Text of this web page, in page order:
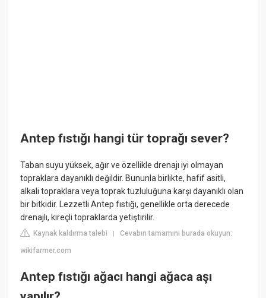
Antep fıstığı hangi tür toprağı sever?
Taban suyu yüksek, ağır ve özellikle drenajı iyi olmayan
topraklara dayanıklı değildir. Bununla birlikte, hafif asitli,
alkali topraklara veya toprak tuzluluğuna karşı dayanıklı olan
bir bitkidir. Lezzetli Antep fıstığı, genellikle orta derecede
drenajlı, kireçli topraklarda yetiştirilir.
Kaynak kaldırma talebi |Cevabın tamamını burada okuyun:
wikifarmer.com
Antep fıstığı ağacı hangi ağaca aşı